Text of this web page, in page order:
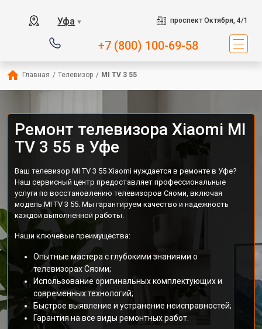
Уфа ▼ проспект Октября, 4/1
+7 (800) 100-69-58
Главная / Телевизор / MI TV 3 55
Ремонт телевизора Xiaomi MI
TV 3 55 в Уфе
Ваш телевизор MI TV 3 55 Xiaomi нуждается в ремонте в Уфе?
Наш сервисный центр предоставляет профессиональные
услуги по восстановлению телевизоров Сяоми, включая
модель MI TV 3 55. Мы гарантируем качество и надежность
каждой выполненной работы.
Наши ключевые преимущества:
Опытные мастера с глубокими знаниями о
телевизорах Сяоми;
Использование оригинальных комплектующих и
современных технологий;
Быстрое выявление и устранение неисправностей;
Гарантия на все виды ремонтных работ.